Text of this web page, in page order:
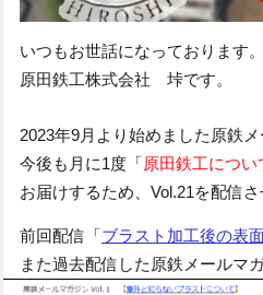
いつもお世話になっております。
原田鉄工株式会社 垰です。
2023年9月より始めました原鉄
今後も月に1度「 原田鉄工につい
お届けするため、 Vol.21を配信さ
前回配信「 ブラスト加工後の表
また過去配信した原鉄メールマ